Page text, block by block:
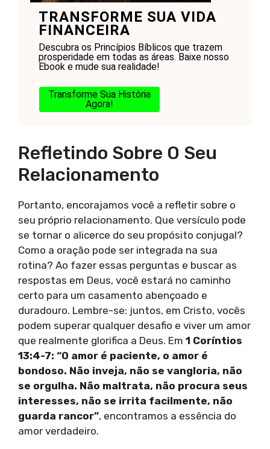
TRANSFORME SUA VIDA
FINANCEIRA
Descubra os Princípios Bíblicos que trazem
prosperidade em todas as áreas. Baixe nosso
Ebook e mude sua realidade!
Transforme Sua História
Agora!
Refletindo Sobre O Seu
Relacionamento
Portanto, encorajamos você a refletir sobre o
seu próprio relacionamento. Que versículo pode
se tornar o alicerce do seu propósito conjugal?
Como a oração pode ser integrada na sua
rotina? Ao fazer essas perguntas e buscar as
respostas em Deus, você estará no caminho
certo para um casamento abençoado e
duradouro. Lembre-se: juntos, em Cristo, vocês
podem superar qualquer desafio e viver um amor
que realmente glorifica a Deus. Em 1 Coríntios
13:4-7: “O amor é paciente, o amor é
bondoso. Não inveja, não se vangloria, não
se orgulha. Não maltrata, não procura seus
interesses, não se irrita facilmente, não
guarda rancor”, encontramos a essência do
amor verdadeiro.